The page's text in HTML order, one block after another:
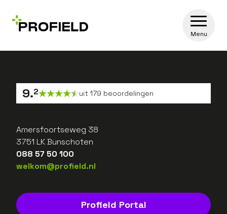
Menu
9.2 uit 179 beoordelingen
Amersfoortseweg 38
3751 LK Bunschoten
088 57 50 100
welkom@profield.nl
Profield Portal